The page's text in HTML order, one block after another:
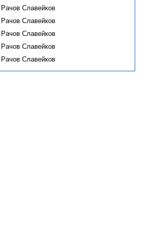
Славейков
Славейков
Славейков
Славейков
Славейков